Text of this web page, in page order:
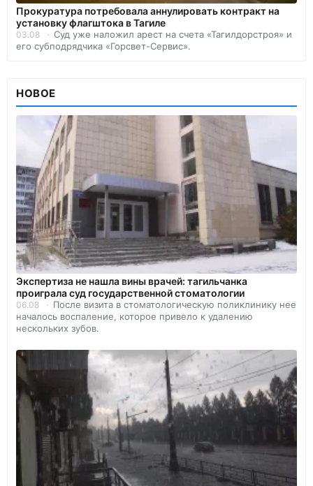
Прокуратура потребовала аннулировать контракт на
установку флагштока в Тагиле
03.08
Суд уже наложил арест на счета «Тагилдорстроя» и
его субподрядчика «Горсвет-Сервис».
НОВОЕ
Экспертиза не нашла вины врачей: тагильчанка
проиграла суд государственной стоматологии
06.08
После визита в стоматологическую поликлинику нее
началось воспаление, которое привело к удалению
нескольких зубов.